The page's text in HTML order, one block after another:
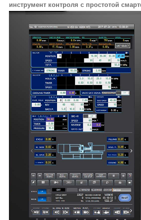
инструмент контроля с простотой